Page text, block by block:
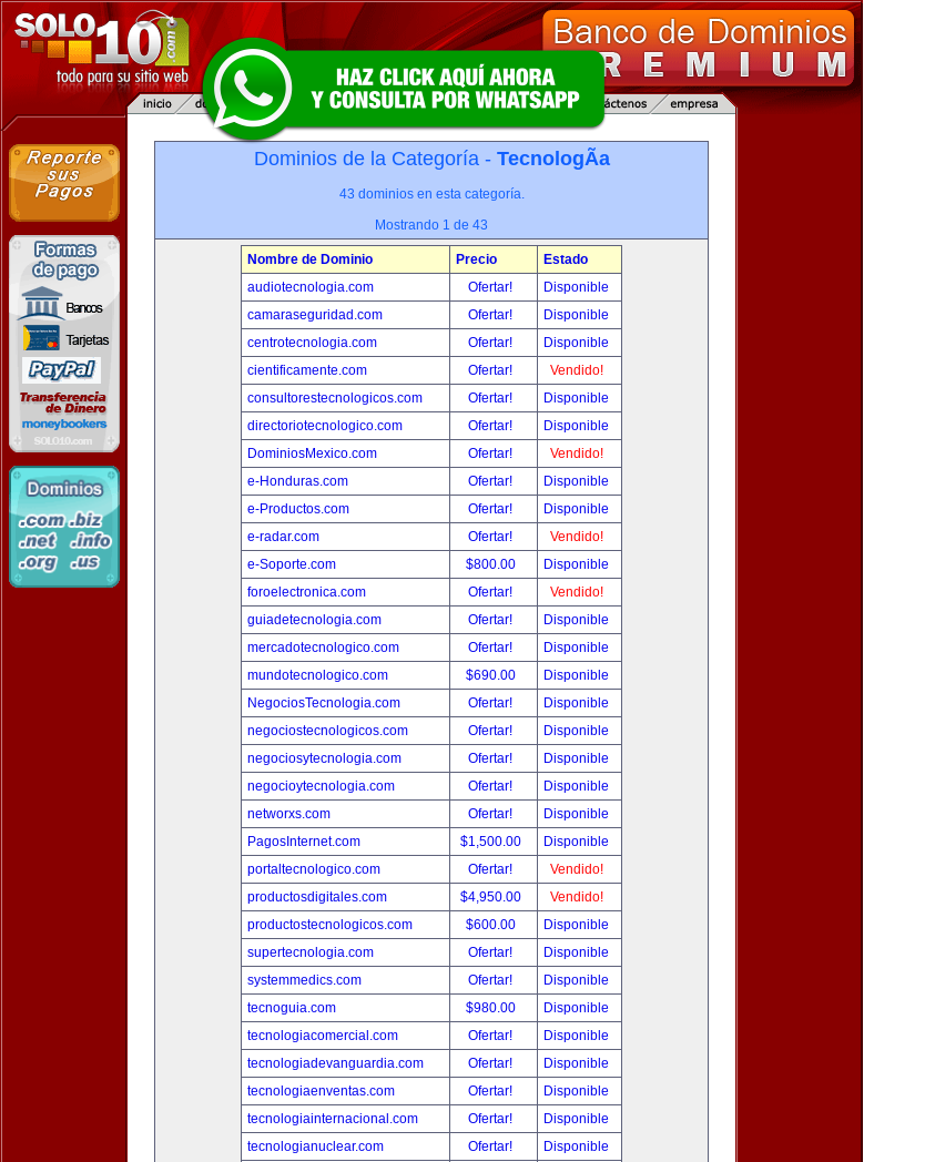
Dominios de la Categoría - TecnologÃ­a
43 dominios en esta categoría.
Mostrando 1 de 43
Nombre de Dominio Precio
Estado
audiotecnologia.com
Ofertar!
Disponible
camaraseguridad.com
Ofertar!
Disponible
centrotecnologia.com
Ofertar!
Disponible
cientificamente.com
Ofertar!
Vendido!
consultorestecnologicos.com
Ofertar!
Disponible
directoriotecnologico.com
Ofertar!
Disponible
DominiosMexico.com
Ofertar!
Vendido!
e-Honduras.com
Ofertar!
Disponible
e-Productos.com
Ofertar!
Disponible
e-radar.com
Ofertar!
Vendido!
e-Soporte.com
$800.00
Disponible
foroelectronica.com
Ofertar!
Vendido!
guiadetecnologia.com
Ofertar!
Disponible
mercadotecnologico.com
Ofertar!
Disponible
mundotecnologico.com
$690.00
Disponible
NegociosTecnologia.com
Ofertar!
Disponible
negociostecnologicos.com
Ofertar!
Disponible
negociosytecnologia.com
Ofertar!
Disponible
negocioytecnologia.com
Ofertar!
Disponible
networxs.com
Ofertar!
Disponible
PagosInternet.com
$1,500.00
Disponible
portaltecnologico.com
Ofertar!
Vendido!
productosdigitales.com
$4,950.00
Vendido!
productostecnologicos.com
$600.00
Disponible
supertecnologia.com
Ofertar!
Disponible
systemmedics.com
Ofertar!
Disponible
tecnoguia.com
$980.00
Disponible
tecnologiacomercial.com
Ofertar!
Disponible
tecnologiadevanguardia.com
Ofertar!
Disponible
tecnologiaenventas.com
Ofertar!
Disponible
tecnologiainternacional.com
Ofertar!
Disponible
tecnologianuclear.com
Ofertar!
Disponible